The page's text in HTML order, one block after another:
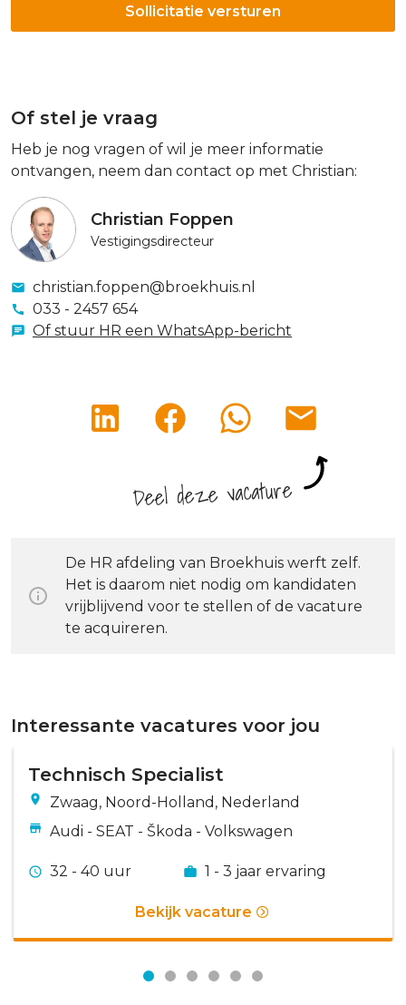
Of stel je vraag
Heb je nog vragen of wil je meer informatie
ontvangen, neem dan contact op met Christian:
Christian Foppen
Vestigingsdirecteur
christian.foppen@broekhuis.nl
033 - 2457 654
Of stuur HR een WhatsApp-bericht
Deel deze vacature
De HR afdeling van Broekhuis werft zelf.
Het is daarom niet nodig om kandidaten
vrijblijvend voor te stellen of de vacature
te acquireren.
Interessante vacatures voor jou
Technisch Specialist
Zwaag, Noord-Holland, Nederland
Audi - SEAT - Škoda - Volkswagen
32 - 40 uur 1 - 3 jaar ervaring
Bekijk vacature